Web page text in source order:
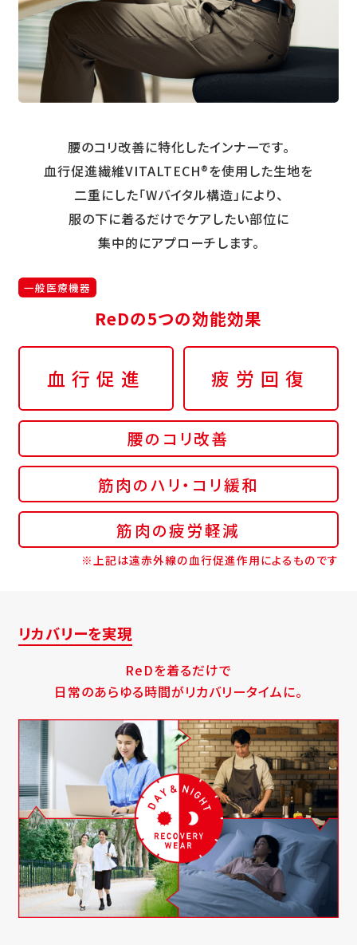
腰のコリ改善に特化したインナーです。
血行促進繊維VITALTECH®を使用した生地を
二重にした「Wバイタル構造」により、
服の下に着るだけでケアしたい部位に
集中的にアプローチします。
一般医療機器
ReDの5つの効能効果
血行促進 疲労回復
腰のコリ改善
筋肉のハリ・コリ緩和
筋肉の疲労軽減
※上記は遠赤外線の血行促進作用によるものです
リカバリーを実現
ReDを着るだけで
日常のあらゆる時間がリカバリータイムに。